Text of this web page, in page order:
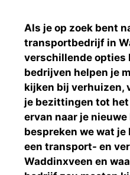
Als je op zoek bent
transportbedrijf in
verschillende opties
bedrijven helpen je
kijken bij verhuizen,
je bezittingen tot
ervan naar je
bespreken we wat
een transport- en
Waddinxveen en